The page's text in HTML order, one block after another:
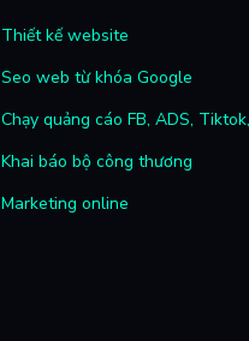
Thiết kế website
Seo web từ khóa Google
Chạy quảng cáo FB, ADS,
Khai báo bộ công thương
Marketing online